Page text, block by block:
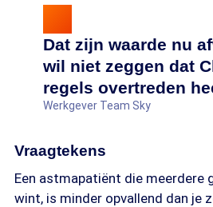
Dat zijn waarde nu
wil niet zeggen dat
regels overtreden
Werkgever Team Sky
Vraagtekens
Een astmapatiënt die meerdere
wint, is minder opvallend dan je